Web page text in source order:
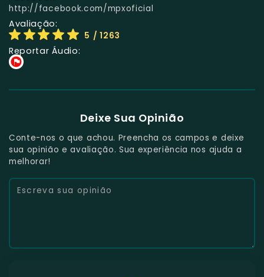
http://facebook.com/mpxoficial
Avaliação:
5 / 1263
Reportar Áudio:
Deixe Sua Opinião
Conte-nos o que achou. Preencha os campos e deixe
sua opinião e avaliação. Sua experiência nos ajuda a
melhorar!